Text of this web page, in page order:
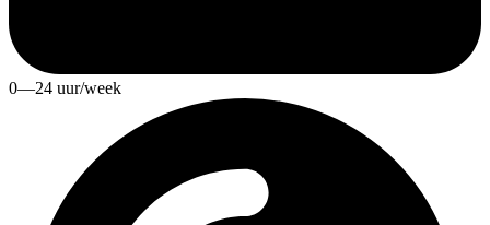
0—24 uur/week